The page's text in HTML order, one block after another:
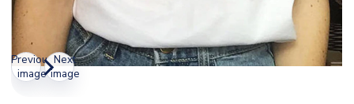
Previous
image
Next
image